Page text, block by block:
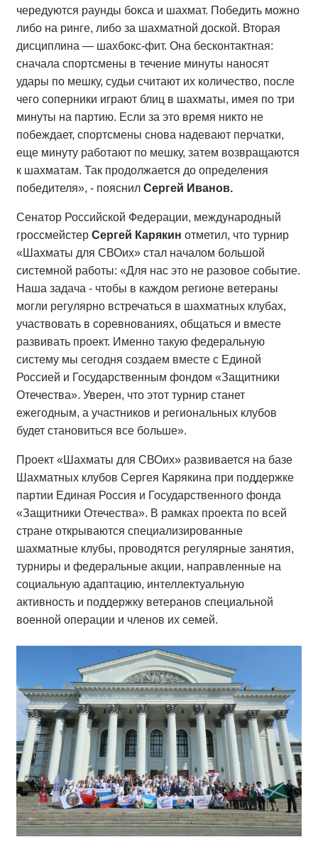
чередуются раунды бокса и шахмат. Победить можно
либо на ринге, либо за шахматной доской. Вторая
дисциплина — шахбокс-фит. Она бесконтактная:
сначала спортсмены в течение минуты наносят
удары по мешку, судьи считают их количество, после
чего соперники играют блиц в шахматы, имея по три
минуты на партию. Если за это время никто не
побеждает, спортсмены снова надевают перчатки,
еще минуту работают по мешку, затем возвращаются
к шахматам. Так продолжается до определения
победителя», - пояснил Сергей Иванов.
Сенатор Российской Федерации, международный
гроссмейстер Сергей Карякин отметил, что турнир
«Шахматы для СВОих» стал началом большой
системной работы: «Для нас это не разовое событие.
Наша задача - чтобы в каждом регионе ветераны
могли регулярно встречаться в шахматных клубах,
участвовать в соревнованиях, общаться и вместе
развивать проект. Именно такую федеральную
систему мы сегодня создаем вместе с Единой
Россией и Государственным фондом «Защитники
Отечества». Уверен, что этот турнир станет
ежегодным, а участников и региональных клубов
будет становиться все больше».
Проект «Шахматы для СВОих» развивается на базе
Шахматных клубов Сергея Карякина при поддержке
партии Единая Россия и Государственного фонда
«Защитники Отечества». В рамках проекта по всей
стране открываются специализированные
шахматные клубы, проводятся регулярные занятия,
турниры и федеральные акции, направленные на
социальную адаптацию, интеллектуальную
активность и поддержку ветеранов специальной
военной операции и членов их семей.